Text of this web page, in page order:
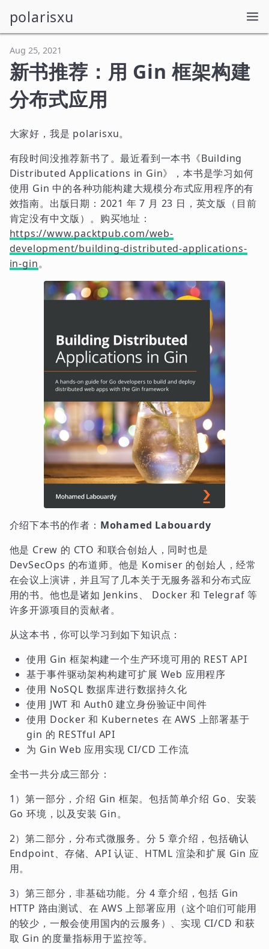
polarisxu
Aug 25, 2021
新书推荐：用 Gin 框架构建
分布式应用
大家好，我是 polarisxu。
有段时间没推荐新书了。最近看到一本书《Building
Distributed Applications in Gin》，本书是学习如何
使用 Gin 中的各种功能构建大规模分布式应用程序的有
效指南。出版日期：2021 年 7 月 23 日，英文版（目前
肯定没有中文版）。购买地址：
https://www.packtpub.com/web-
development/building-distributed-applications-
in-gin。
介绍下本书的作者： Mohamed Labouardy
他是 Crew 的 CTO 和联合创始人，同时也是
DevSecOps 的布道师。他是 Komiser 的创始人，经常
在会议上演讲，并且写了几本关于无服务器和分布式应
用的书。他也是诸如 Jenkins、 Docker 和 Telegraf 等
许多开源项目的贡献者。
从这本书，你可以学习到如下知识点：
使用 Gin 框架构建一个生产环境可用的 REST API
基于事件驱动架构构建可扩展 Web 应用程序
使用 NoSQL 数据库进行数据持久化
使用 JWT 和 Auth0 建立身份验证中间件
使用 Docker 和 Kubernetes 在 AWS 上部署基于
gin 的 RESTful API
为 Gin Web 应用实现 CI/CD 工作流
全书一共分成三部分：
1）第一部分，介绍 Gin 框架。包括简单介绍 Go、安装
Go 环境，以及安装 Gin。
2）第二部分，分布式微服务。分 5 章介绍，包括确认
Endpoint、存储、API 认证、HTML 渲染和扩展 Gin 应
用。
3）第三部分，非基础功能。分 4 章介绍，包括 Gin
HTTP 路由测试、在 AWS 上部署应用（这个咱们可能用
的较少，一般会使用国内的云服务）、实现 CI/CD 和获
取 Gin 的度量指标用于监控等。